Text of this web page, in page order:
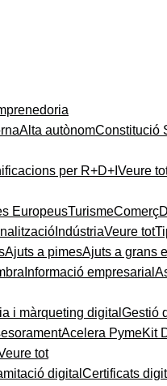
Alta autònomConstitució
per R+D+I Veure
EuropeusTurismeComerç
IndústriaVeure tot
Ajuts a pimesAjuts a grans
Informació empresarial
i màrqueting digital Gestió
Acelera PymeKit
tot
digital Certificats